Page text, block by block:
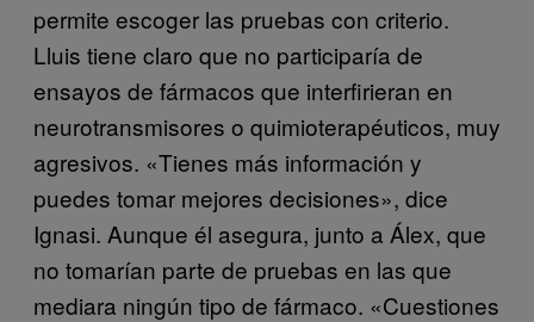
permite escoger las pruebas con criterio.
Lluis tiene claro que no participaría de
ensayos de fármacos que interfirieran en
neurotransmisores o quimioterapéuticos, muy
agresivos. «Tienes más información y
puedes tomar mejores decisiones», dice
Ignasi. Aunque él asegura, junto a Álex, que
no tomarían parte de pruebas en las que
mediara ningún tipo de fármaco. «Cuestiones